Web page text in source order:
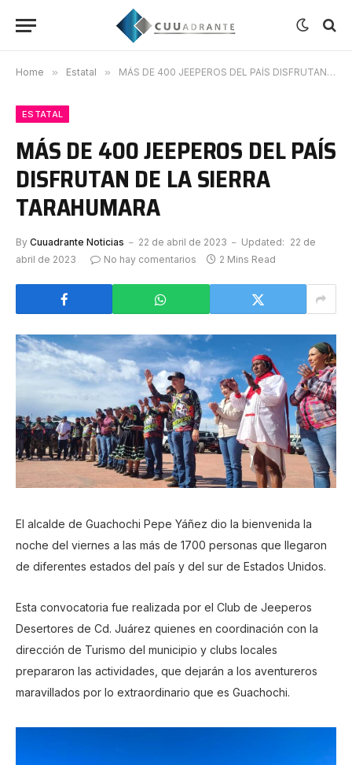
Home » Estatal » MÁS DE 400 JEEPEROS DEL PAÍS DISFRUTAN DE LA SIERRA TARAHUMARA
ESTATAL
MÁS DE 400 JEEPEROS DEL PAÍS
DISFRUTAN DE LA SIERRA
TARAHUMARA
By Cuuadrante Noticias 22 de abril de 2023 Updated: 22 de
abril de 2023
No hay comentarios 2 Mins Read
El alcalde de Guachochi Pepe Yáñez dio la bienvenida la
noche del viernes a las más de 1700 personas que llegaron
de diferentes estados del país y del sur de Estados Unidos.
Esta convocatoria fue realizada por el Club de Jeeperos
Desertores de Cd. Juárez quienes en coordinación con la
dirección de Turismo del municipio y clubs locales
prepararon las actividades, que dejarán a los aventureros
maravillados por lo extraordinario que es Guachochi.